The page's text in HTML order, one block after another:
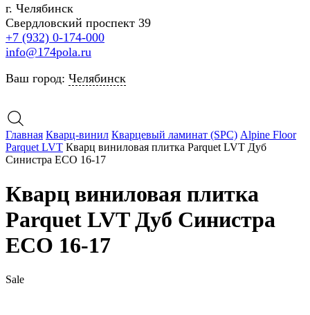
г. Челябинск
Свердловский проспект 39
+7 (932) 0-174-000
info@174pola.ru
Ваш город: Челябинск
Главная Кварц-винил Кварцевый ламинат (SPC) Alpine Floor
Parquet LVT Кварц виниловая плитка Parquet LVT Дуб
Синистра ECO 16-17
Кварц виниловая плитка
Parquet LVT Дуб Синистра
ECO 16-17
Sale